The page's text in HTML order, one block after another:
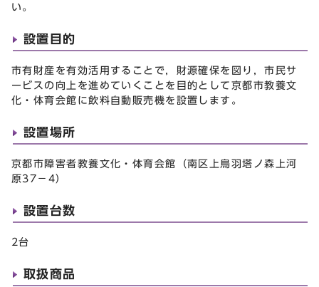
い。
設置目的
市有財産を有効活用することで，財源確保を図り，市民サ
ービスの向上を進めていくことを目的として京都市教養文
化・体育会館に飲料自動販売機を設置します。
設置場所
京都市障害者教養文化・体育会館（南区上鳥羽塔ノ森上河
原37－4）
設置台数
2台
取扱商品